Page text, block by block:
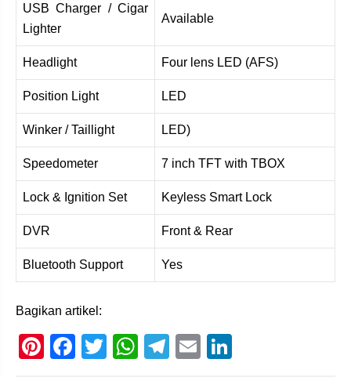
USB Charger / Cigar
Lighter
Available
Headlight Four lens LED (AFS)
Position Light LED
Winker / Taillight LED)
Speedometer 7 inch TFT with TBOX
Lock & Ignition Set Keyless Smart Lock
DVR Front & Rear
Bluetooth Support Yes
Bagikan artikel:
Pi F
T
W T
E